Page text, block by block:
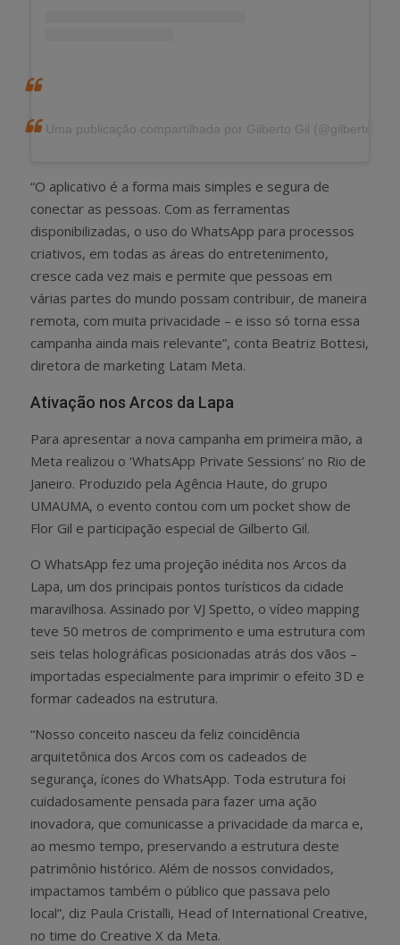
Uma publicação compartilhada por Gilberto Gil (@gilbertogil)
“O aplicativo é a forma mais simples e segura de
conectar as pessoas. Com as ferramentas
disponibilizadas, o uso do WhatsApp para processos
criativos, em todas as áreas do entretenimento,
cresce cada vez mais e permite que pessoas em
várias partes do mundo possam contribuir, de maneira
remota, com muita privacidade – e isso só torna essa
campanha ainda mais relevante”, conta Beatriz Bottesi,
diretora de marketing Latam Meta.
Ativação nos Arcos da Lapa
Para apresentar a nova campanha em primeira mão, a
Meta realizou o ‘WhatsApp Private Sessions’ no Rio de
Janeiro. Produzido pela Agência Haute, do grupo
UMAUMA, o evento contou com um pocket show de
Flor Gil e participação especial de Gilberto Gil.
O WhatsApp fez uma projeção inédita nos Arcos da
Lapa, um dos principais pontos turísticos da cidade
maravilhosa. Assinado por VJ Spetto, o vídeo mapping
teve 50 metros de comprimento e uma estrutura com
seis telas holográficas posicionadas atrás dos vãos –
importadas especialmente para imprimir o efeito 3D e
formar cadeados na estrutura.
“Nosso conceito nasceu da feliz coincidência
arquitetônica dos Arcos com os cadeados de
segurança, ícones do WhatsApp. Toda estrutura foi
cuidadosamente pensada para fazer uma ação
inovadora, que comunicasse a privacidade da marca e,
ao mesmo tempo, preservando a estrutura deste
patrimônio histórico. Além de nossos convidados,
impactamos também o público que passava pelo
local”, diz Paula Cristalli, Head of International Creative,
no time do Creative X da Meta.